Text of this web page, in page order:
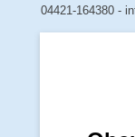
04421-164380 -